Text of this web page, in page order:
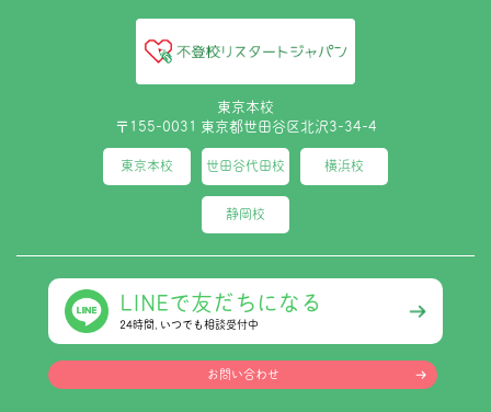
東京本校
〒155-0031 東京都世田谷区北沢3-34-4
東京本校 世田谷代田校 横浜校
静岡校
LINEで友だちになる
24時間､いつでも相談受付中
お問い合わせ